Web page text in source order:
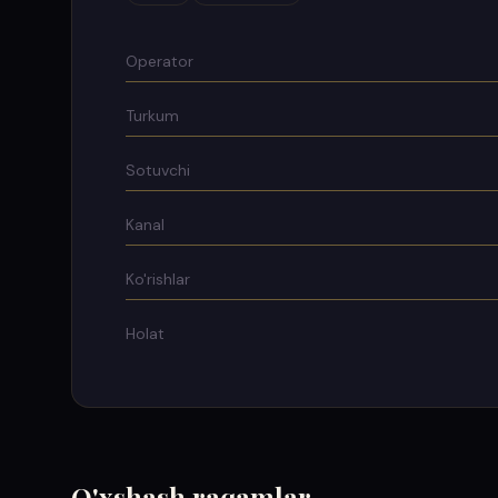
Operator
Turkum
Sotuvchi
Kanal
Ko'rishlar
Holat